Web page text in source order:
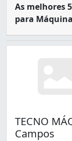
Buritis (2)
As melhores
para
TECNO
Campos